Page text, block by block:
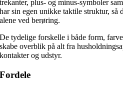
trekanter, plus- og minus-symboler
har sin egen unikke taktile struktur, så
alene ved berøring.
De tydelige forskelle i både form,
skabe overblik på alt fra
kontakter og udstyr.
Fordele